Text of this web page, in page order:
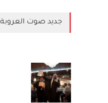
جديد صوت العروبة